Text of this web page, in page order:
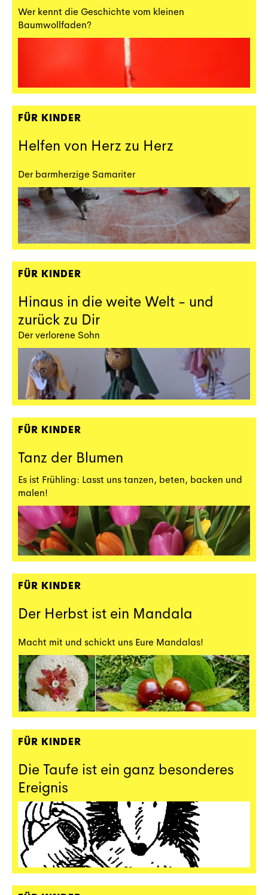
Wer kennt die Geschichte vom kleinen
Baumwollfaden?
FÜR KINDER
Helfen von Herz zu Herz
Der barmherzige Samariter
FÜR KINDER
Hinaus in die weite Welt - und
zurück zu Dir
Der verlorene Sohn
FÜR KINDER
Tanz der Blumen
Es ist Frühling: Lasst uns tanzen, beten, backen und
malen!
FÜR KINDER
Der Herbst ist ein Mandala
Macht mit und schickt uns Eure Mandalas!
FÜR KINDER
Die Taufe ist ein ganz besonderes
Ereignis